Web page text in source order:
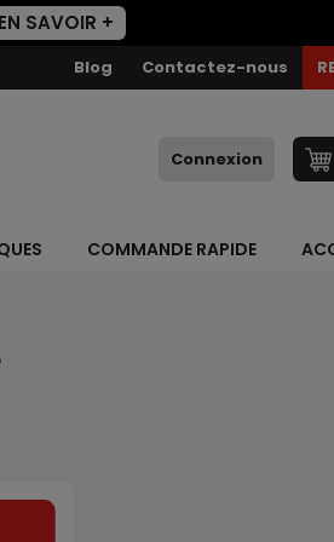
EN SAVOIR +
Blog Contactez-nous
Connexion
COMMANDE RAPIDE